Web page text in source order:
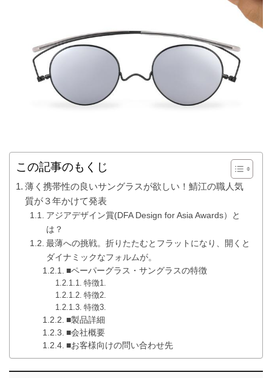
この記事のもくじ
薄く携帯性の良いサングラスが欲しい！鯖江の職人気
質が３年かけて発表
アジアデザイン賞(DFA Design for Asia Awards）と
は？
最薄への挑戦。折りたたむとフラットになり、開くと
ダイナミックなフォルムが。
■ペーパーグラス・サングラスの特徴
特徴1.
特徴2.
特徴3.
■製品詳細
■会社概要
■お客様向けの問い合わせ先